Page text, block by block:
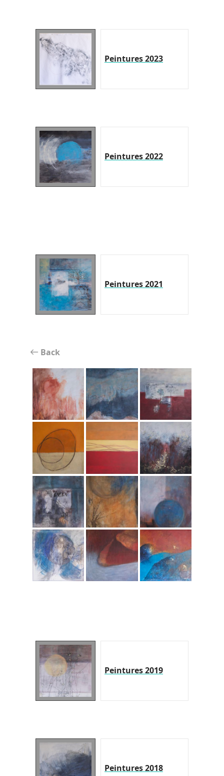
Peintures 2023
Peintures 2022
Peintures 2021
Back
Peintures 2019
Peintures 2018